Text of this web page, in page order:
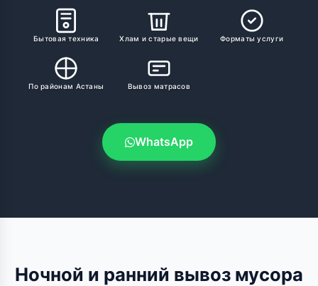
Бытовая техника Хлам и старые вещи Форматы услуги
По районам Астаны Вывоз матрасов
WhatsApp
Ночной и ранний вывоз мусора